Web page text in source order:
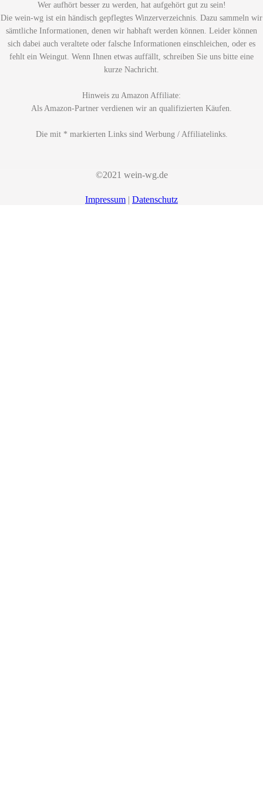
Wer aufhört besser zu werden, hat aufgehört gut zu sein!
Die wein-wg ist ein händisch gepflegtes Winzerverzeichnis. Dazu sammeln wir
sämtliche Informationen, denen wir habhaft werden können. Leider können
sich dabei auch veraltete oder falsche Informationen einschleichen, oder es
fehlt ein Weingut. Wenn Ihnen etwas auffällt, schreiben Sie uns bitte eine
kurze Nachricht.
Hinweis zu Amazon Affiliate:
Als Amazon-Partner verdienen wir an qualifizierten Käufen.
Die mit * markierten Links sind Werbung / Affiliatelinks.
©2021 wein-wg.de
Impressum | Datenschutz